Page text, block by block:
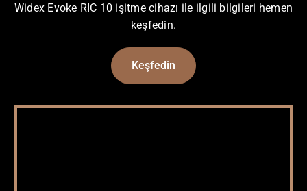
Widex Evoke RIC 10 işitme cihazı ile ilgili bilgileri hemen
keşfedin.
Keşfedin